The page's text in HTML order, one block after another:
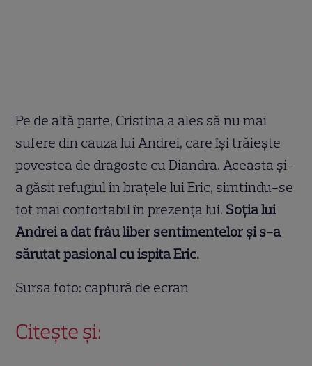
Pe de altă parte, Cristina a ales să nu mai
sufere din cauza lui Andrei, care își trăiește
povestea de dragoste cu Diandra. Aceasta și-
a găsit refugiul în brațele lui Eric, simțindu-se
tot mai confortabil în prezența lui. Soția lui
Andrei a dat frâu liber sentimentelor și s-a
sărutat pasional cu ispita Eric.
Sursa foto: captură de ecran
Citește și: